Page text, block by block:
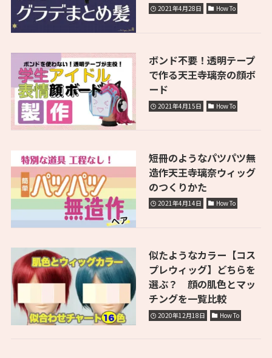
2021年4月28日 How To
ボンド不要！透明テープ
で作る天王寺璃奈の顔ボ
ード
2021年4月15日 How To
短冊のようなパツパツ無
造作天王寺璃奈ウィッグ
のつくりかた
2021年4月14日 How To
似たようなカラー【コス
プレウィッグ】どちらを
選ぶ？ 顔の肌色とマッ
チングを一覧比較
2020年12月18日 How To